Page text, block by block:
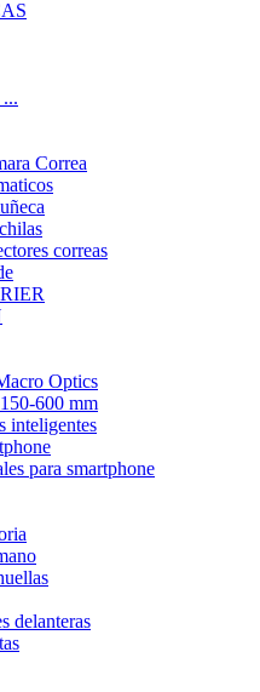
Correa
correas
Optics
600 mm
inteligentes
para smartphone
delanteras